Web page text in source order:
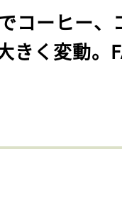
コーヒー、
きく変動。